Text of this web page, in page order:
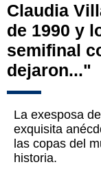
Claudia
de 1990 y
semifinal
dejaron..."
La exesposa
exquisita
las copas del
historia.